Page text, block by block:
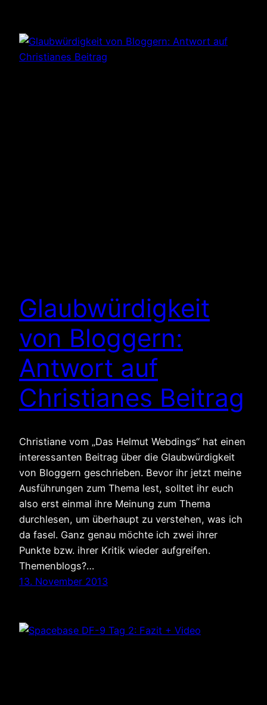
Glaubwürdigkeit
von Bloggern:
Antwort auf
Christianes Beitrag
Christiane vom „Das Helmut Webdings“ hat einen
interessanten Beitrag über die Glaubwürdigkeit
von Bloggern geschrieben. Bevor ihr jetzt meine
Ausführungen zum Thema lest, solltet ihr euch
also erst einmal ihre Meinung zum Thema
durchlesen, um überhaupt zu verstehen, was ich
da fasel. Ganz genau möchte ich zwei ihrer
Punkte bzw. ihrer Kritik wieder aufgreifen.
Themenblogs?…
13. November 2013